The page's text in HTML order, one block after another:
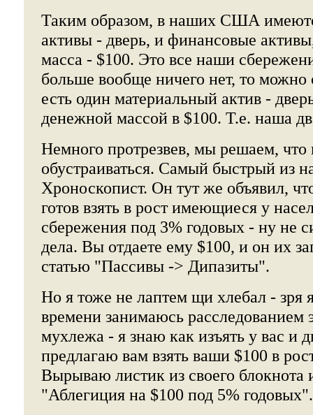
Таким образом, в наших США
активы - дверь, и финансовые
масса - $100. Это все наши
больше вообще ничего нет, то можно
есть один материальный актив -
денежной массой в $100. Т.е. наша
Немного протрезвев, мы решаем, что
обустраиваться. Самый быстрый из
Хроноскопист. Он тут же объявил,
готов взять в рост имеющиеся у
сбережения под 3% годовых - ну не
дела. Вы отдаете ему $100, и он их
статью "Пассивы -> Дипазиты".
Но я тоже не лаптем щи хлебал - зря
времени занимаюсь расследованием
мухлежа - я знаю как изъять у вас и
предлагаю вам взять ваши $100 в
Вырываю листик из своего
"Аблегиция на $100 под 5% годовых".